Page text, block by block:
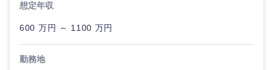
想定年収
600 万円 ～ 1100 万円
勤務地